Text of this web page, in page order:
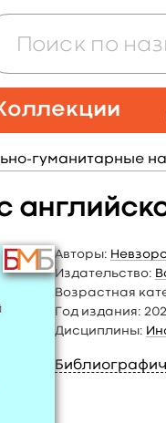
гуманитарные
Авторы:
Издательство:
Возрастная
Год издания:
Дисциплины: